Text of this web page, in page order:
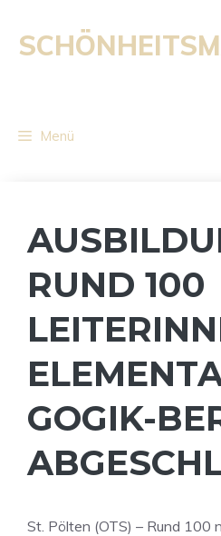
Inhalt
springen
Menü
RUND 100
GOGIK-
St. Pölten (OTS) – Rund 100